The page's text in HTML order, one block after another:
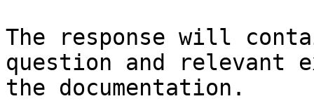
The response will
question and relevant
the documentation.